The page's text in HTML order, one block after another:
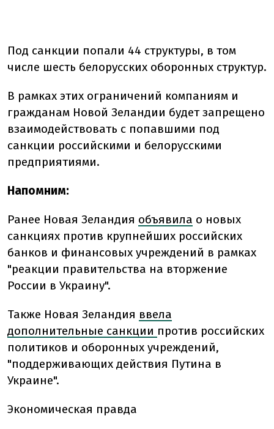
Под санкции попали 44 структуры, в том
числе шесть белорусских оборонных структур.
В рамках этих ограничений компаниям и
гражданам Новой Зеландии будет запрещено
взаимодействовать с попавшими под
санкции российскими и белорусскими
предприятиями.
Напомним:
Ранее Новая Зеландия объявила о новых
санкциях против крупнейших российских
банков и финансовых учреждений в рамках
"реакции правительства на вторжение
России в Украину".
Также Новая Зеландия ввела
дополнительные санкции против российских
политиков и оборонных учреждений,
"поддерживающих действия Путина в
Украине".
Экономическая правда